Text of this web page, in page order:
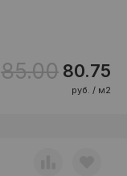
85.00 80.75
руб. / м2